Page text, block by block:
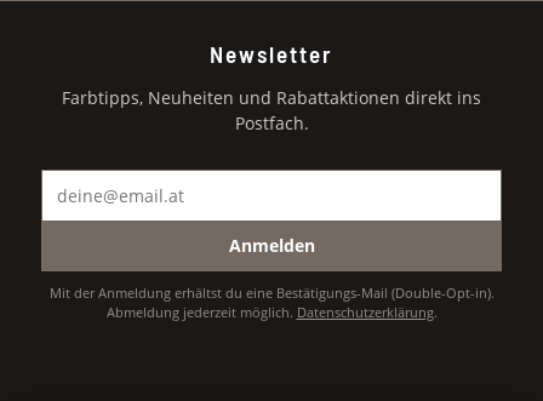
Newsletter
Farbtipps, Neuheiten und Rabattaktionen direkt ins
Postfach.
Anmelden
Mit der Anmeldung erhältst du eine Bestätigungs-Mail (Double-Opt-in).
Abmeldung jederzeit möglich. Datenschutzerklärung.